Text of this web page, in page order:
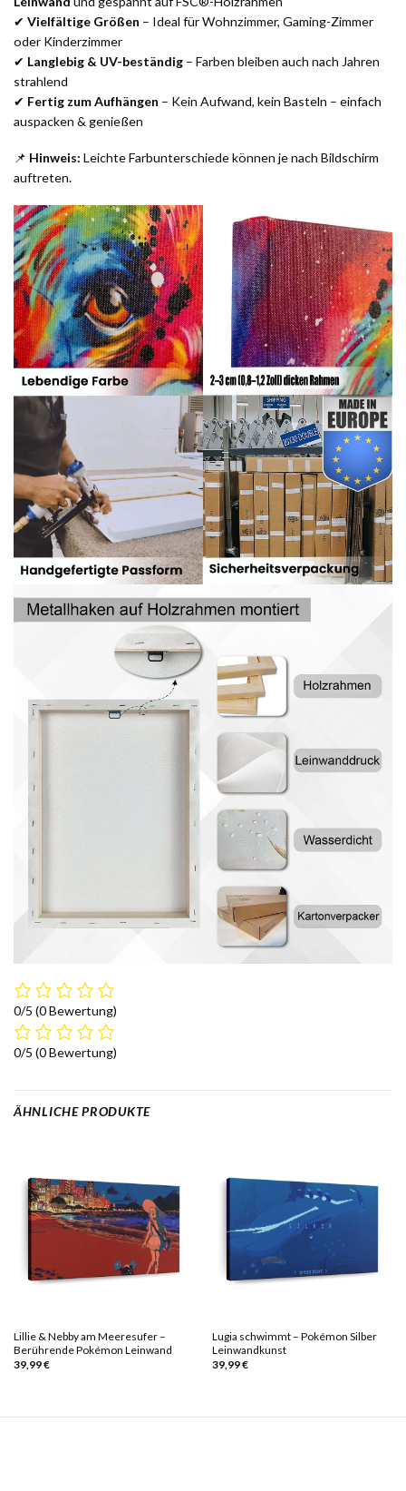
✔ Vielfältige Größen – Ideal für Wohnzimmer, Gaming-Zimmer
oder Kinderzimmer
✔ Langlebig & UV-beständig – Farben bleiben auch nach Jahren
strahlend
✔ Fertig zum Aufhängen – Kein Aufwand, kein Basteln – einfach
auspacken & genießen
📌 Hinweis: Leichte Farbunterschiede können je nach Bildschirm
auftreten.
0/5 (0 Bewertung)
0/5 (0 Bewertung)
ÄHNLICHE PRODUKTE
Lillie & Nebby am Meeresufer –
Berührende Pokémon Leinwand
39,99€
Lugia schwimmt – Pokémon Silber
Leinwandkunst
39,99€